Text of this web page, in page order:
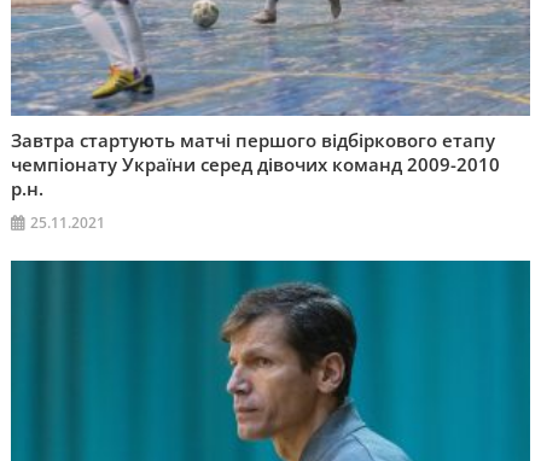
Завтра стартують матчі першого відбіркового етапу
чемпіонату України серед дівочих команд 2009-2010
р.н.
25.11.2021